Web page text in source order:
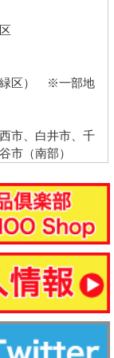
緑区） ※一部地
市、白井市、千
市（南部）